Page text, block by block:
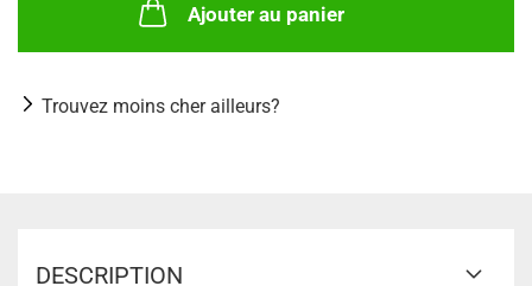
Ajouter au panier
Trouvez moins cher ailleurs?
DESCRIPTION